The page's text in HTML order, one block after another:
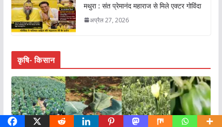
मथुरा : संत प्रेमानंद महाराज से मिले एक्टर गोविंदा
अप्रैल 27, 2026
कृषि- किसान